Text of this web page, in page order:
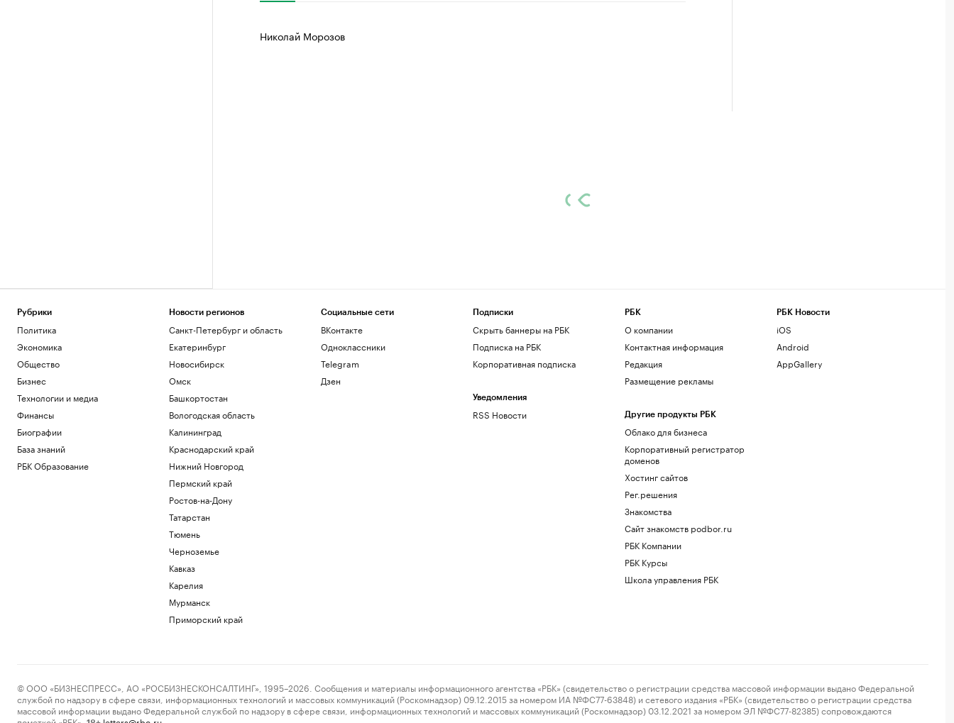
Николай Морозов
Рубрики
Политика
Экономика
Общество
Бизнес
Технологии и медиа
Финансы
Биографии
База знаний
РБК Образование
Новости регионов
Санкт-Петербург и область
Екатеринбург
Новосибирск
Омск
Башкортостан
Вологодская область
Калининград
Краснодарский край
Нижний Новгород
Пермский край
Ростов-на-Дону
Татарстан
Тюмень
Черноземье
Кавказ
Карелия
Мурманск
Приморский край
Социальные сети
ВКонтакте
Одноклассники
Telegram
Дзен
Подписки
Скрыть баннеры на РБК
Подписка на РБК
Корпоративная подписка
Уведомления
RSS Новости
РБК
О компании
Контактная информация
Редакция
Размещение рекламы
Другие продукты РБК
Облако для бизнеса
Корпоративный регистратор
доменов
Хостинг сайтов
Рег.решения
Знакомства
Сайт знакомств podbor.ru
РБК Компании
РБК Курсы
Школа управления РБК
РБК Новости
iOS
Android
AppGallery
© ООО «БИЗНЕСПРЕСС», АО «РОСБИЗНЕСКОНСАЛТИНГ», 1995–2026. Сообщения и материалы информационного агентства «РБК» (свидетельство о регистрации средства массовой информации выдано Федеральной
службой по надзору в сфере связи, информационных технологий и массовых коммуникаций (Роскомнадзор) 09.12.2015 за номером ИА №ФС77-63848) и сетевого издания «РБК» (свидетельство о регистрации средства
массовой информации выдано Федеральной службой по надзору в сфере связи, информационных технологий и массовых коммуникаций (Роскомнадзор) 03.12.2021 за номером ЭЛ №ФС77-82385) сопровождаются